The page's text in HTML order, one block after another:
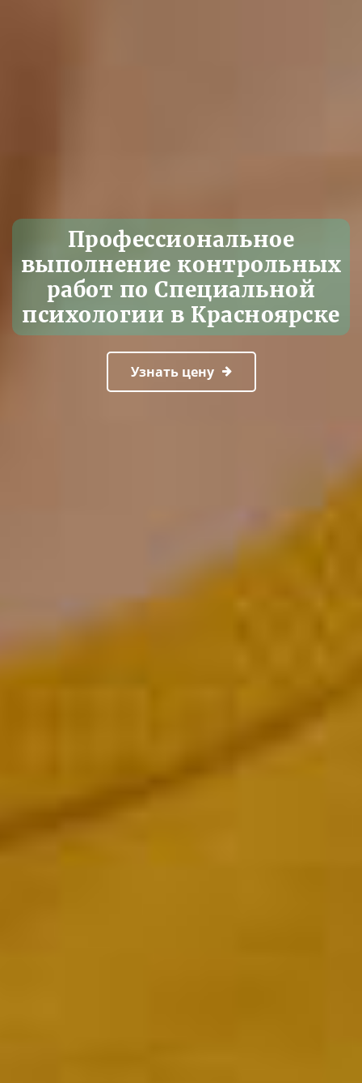
Профессиональное
выполнение контрольных
работ по Специальной
психологии в Красноярске
Узнать цену